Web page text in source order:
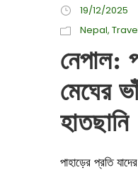
19/12/2025
Nepal,
নেপাল:
মেঘের
হাতছানি
পাহাড়ের প্রতি